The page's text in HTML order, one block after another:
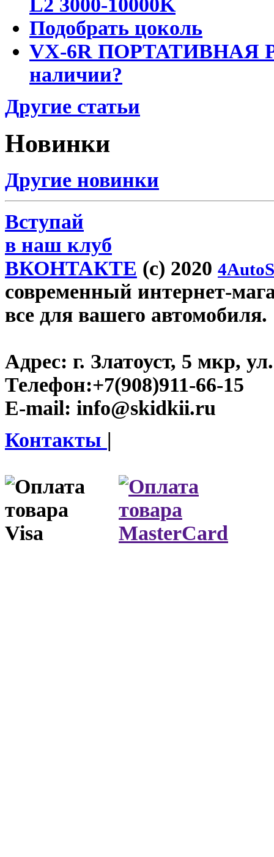
Подобрать цоколь
VX-6R ПОРТАТИВНАЯ
наличии?
Другие статьи
Новинки
Другие новинки
Вступай
в наш клуб
ВКОНТАКТЕ (c) 2020
современный интернет-
все для вашего автомобиля.
Адрес: г. Златоуст, 5 мкр,
Телефон:+7(908)911-66-15
E-mail: info@skidkii.ru
Контакты |